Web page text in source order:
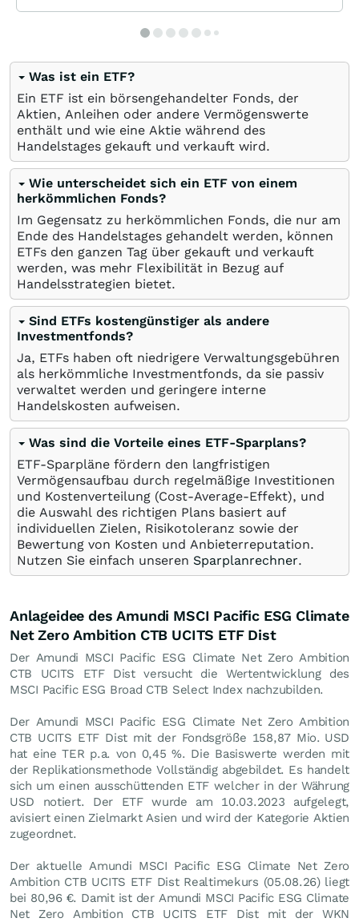
Was ist ein ETF?
Ein ETF ist ein börsengehandelter Fonds, der
Aktien, Anleihen oder andere Vermögenswerte
enthält und wie eine Aktie während des
Handelstages gekauft und verkauft wird.
Wie unterscheidet sich ein ETF von einem
herkömmlichen Fonds?
Im Gegensatz zu herkömmlichen Fonds, die nur am
Ende des Handelstages gehandelt werden, können
ETFs den ganzen Tag über gekauft und verkauft
werden, was mehr Flexibilität in Bezug auf
Handelsstrategien bietet.
Sind ETFs kostengünstiger als andere
Investmentfonds?
Ja, ETFs haben oft niedrigere Verwaltungsgebühren
als herkömmliche Investmentfonds, da sie passiv
verwaltet werden und geringere interne
Handelskosten aufweisen.
Was sind die Vorteile eines ETF-Sparplans?
ETF-Sparpläne fördern den langfristigen
Vermögensaufbau durch regelmäßige Investitionen
und Kostenverteilung (Cost-Average-Effekt), und
die Auswahl des richtigen Plans basiert auf
individuellen Zielen, Risikotoleranz sowie der
Bewertung von Kosten und Anbieterreputation.
Nutzen Sie einfach unseren Sparplanrechner.
Anlageidee des Amundi MSCI Pacific ESG Climate
Net Zero Ambition CTB UCITS ETF Dist
Der Amundi MSCI Pacific ESG Climate Net Zero Ambition
CTB UCITS ETF Dist versucht die Wertentwicklung des
MSCI Pacific ESG Broad CTB Select Index nachzubilden.
Der Amundi MSCI Pacific ESG Climate Net Zero Ambition
CTB UCITS ETF Dist mit der Fondsgröße 158,87 Mio. USD
hat eine TER p.a. von 0,45 %. Die Basiswerte werden mit
der Replikationsmethode Vollständig abgebildet. Es handelt
sich um einen ausschüttenden ETF welcher in der Währung
USD notiert. Der ETF wurde am 10.03.2023 aufgelegt,
avisiert einen Zielmarkt Asien und wird der Kategorie Aktien
zugeordnet.
Der aktuelle Amundi MSCI Pacific ESG Climate Net Zero
Ambition CTB UCITS ETF Dist Realtimekurs (05.08.26) liegt
bei 80,96 €. Damit ist der Amundi MSCI Pacific ESG Climate
Net Zero Ambition CTB UCITS ETF Dist mit der WKN